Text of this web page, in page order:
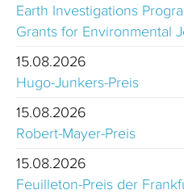
Earth Investigations
Grants for Environmental
15.08.2026
Hugo-Junkers-Preis
15.08.2026
Robert-Mayer-Preis
15.08.2026
Feuilleton-Preis der